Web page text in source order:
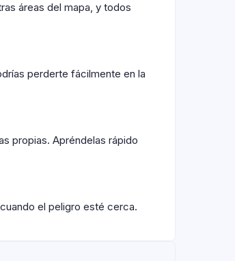
áreas del mapa, y todos
perderte fácilmente en la
propias. Apréndelas rápido
el peligro esté cerca.